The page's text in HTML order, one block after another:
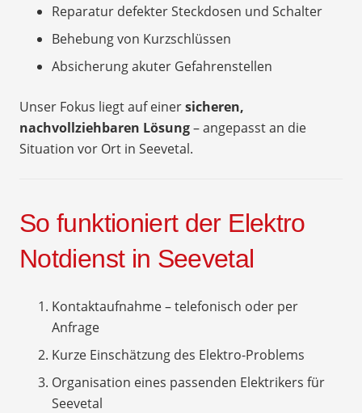
Reparatur defekter Steckdosen und Schalter
Behebung von Kurzschlüssen
Absicherung akuter Gefahrenstellen
Unser Fokus liegt auf einersicheren,
nachvollziehbaren Lösung– angepasst an die
Situation vor Ort in Seevetal.
So funktioniert der Elektro
Notdienst in Seevetal
Kontaktaufnahme – telefonisch oder per
Anfrage
Kurze Einschätzung des Elektro-Problems
Organisation eines passenden Elektrikers für
Seevetal